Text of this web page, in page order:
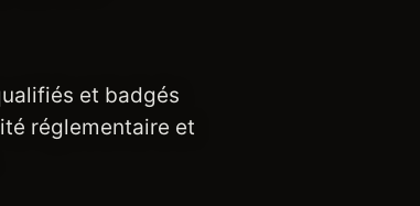
et badgés
réglementaire et